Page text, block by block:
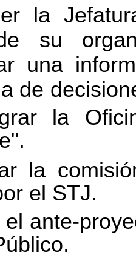
la
su
una
de
la
la
el STJ.
el ante-